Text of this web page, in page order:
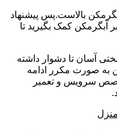
بالاست.پس پیشنهاد
کمک بگیرید تا
آسان تا دشوار داشته
به صورت مکرر ادامه
سرویس و تعمیر